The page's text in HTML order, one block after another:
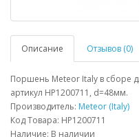
Описание Отзывов (0)
Поршень Meteor Italy в сборе
артикул HP1200711, d=48мм.
Производитель: Meteor (Italy)
Код Товара: HP1200711
Наличие: В наличии